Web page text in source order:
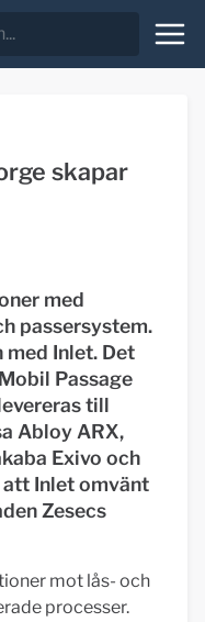
skapar
med
passersystem.
Inlet. Det
Passage
till
Abloy ARX,
Exivo och
att Inlet omvänt
Zesecs
mot lås- och
processer.